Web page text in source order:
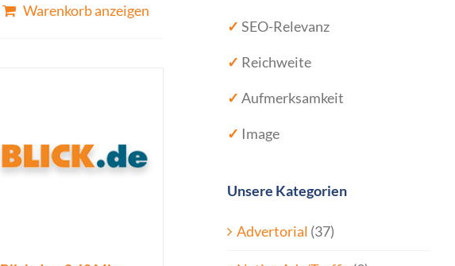
Warenkorb anzeigen
✓ SEO-Relevanz
✓ Reichweite
✓ Aufmerksamkeit
✓ Image
Unsere Kategorien
Advertorial (37)